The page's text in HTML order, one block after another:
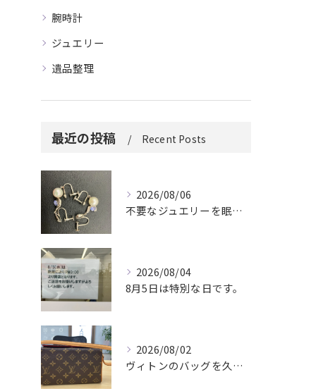
腕時計
ジュエリー
遺品整理
最近の投稿 Recent Posts
2026/08/06
不要なジュエリーを眠らせていませんか？
2026/08/04
8月5日は特別な日です。
2026/08/02
ヴィトンのバッグを久しぶりに取り出しましたか？